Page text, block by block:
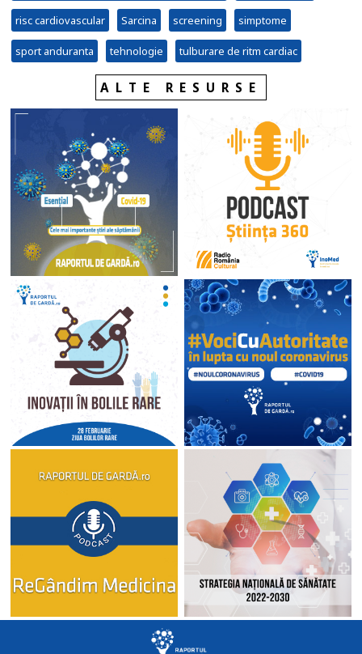
risc cardiovascular Sarcina screening simptome
sport anduranta tehnologie tulburare de ritm cardiac
ALTE RESURSE